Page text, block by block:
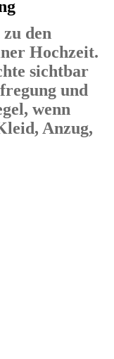
den
Hochzeit.
sichtbar
und
wenn
Anzug,